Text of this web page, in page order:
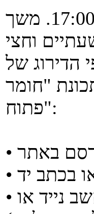
המבחן מועד ב' יתקיים בתאריך 04/09/2025 בשעה 17:00. משך
הדירוג של
3 מתקיים במתכונת "חומר
פתוח":
• אין להכניס לכיתה מכשירים אלקטרוניים (כגון, מחשב נייד או